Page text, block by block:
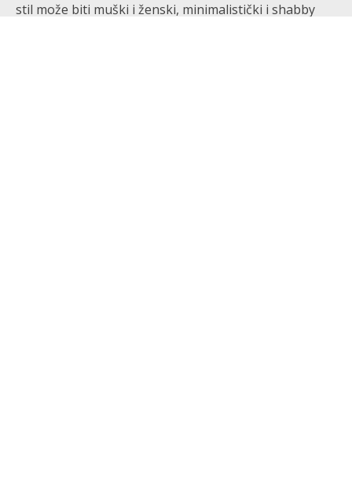
stil može biti muški i ženski, minimalistički i shabby